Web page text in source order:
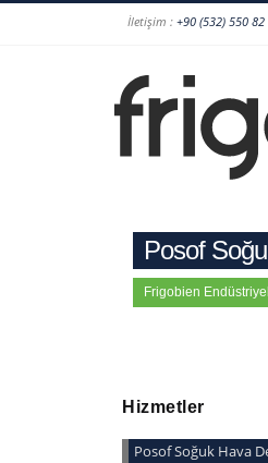
İletişim : +90 (532) 550 82
Posof
Frigobien
Hizmetler
Posof Soğuk Hava